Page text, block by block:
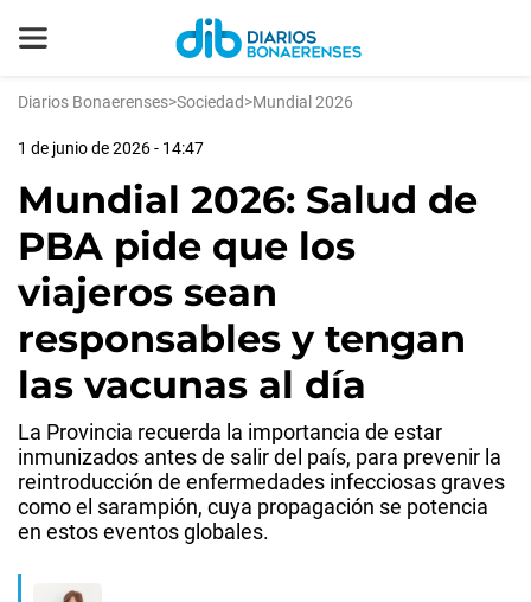
Diarios Bonaerenses>Sociedad>Mundial 2026
1 de junio de 2026 - 14:47
Mundial 2026: Salud de
PBA pide que los
viajeros sean
responsables y tengan
las vacunas al día
La Provincia recuerda la importancia de estar
inmunizados antes de salir del país, para prevenir la
reintroducción de enfermedades infecciosas graves
como el sarampión, cuya propagación se potencia
en estos eventos globales.